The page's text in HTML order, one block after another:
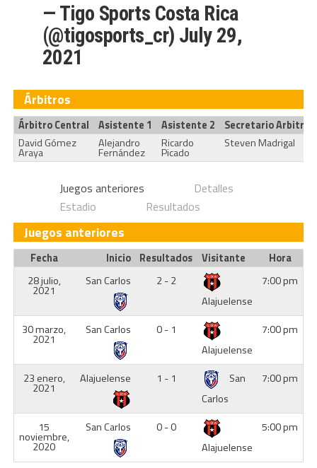
— Tigo Sports Costa Rica
(@tigosports_cr) July 29,
2021
Árbitros
Árbitro Central Asistente 1 Asistente 2
Secretario Arbitral
David Gómez
Araya
Alejandro
Fernández
Ricardo
Picado
Steven Madrigal
Juegos anteriores
Detalles
Estadio
Resultados
Juegos anteriores
Fecha Inicio Resultados Visitante
Hora
28 julio,
2021
San Carlos
2 - 2
Alajuelense
7:00 pm
30 marzo,
2021
San Carlos
0 - 1
Alajuelense
7:00 pm
23 enero,
2021
Alajuelense 1 - 1
San
Carlos
7:00 pm
15
noviembre,
2020
San Carlos
0 - 0
Alajuelense
5:00 pm